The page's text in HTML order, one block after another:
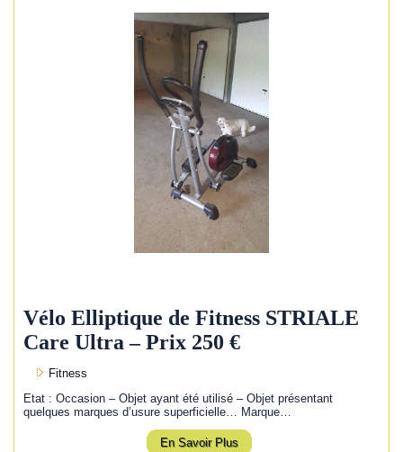
Vélo Elliptique de Fitness STRIALE
Care Ultra – Prix 250 €
Fitness
Etat : Occasion – Objet ayant été utilisé – Objet présentant
quelques marques d’usure superficielle… Marque…
En Savoir Plus